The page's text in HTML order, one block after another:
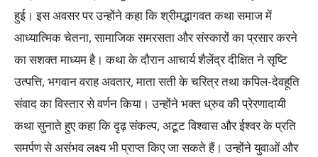
हुई। इस अवसर पर उन्होंने कहा कि श्रीमद्भागवत कथा समाज में
आध्यात्मिक चेतना, सामाजिक समरसता और संस्कारों का प्रसार करने
का सशक्त माध्यम है। कथा के दौरान आचार्य शैलेंद्र दीक्षित ने सृष्टि
उत्पत्ति, भगवान वराह अवतार, माता सती के चरित्र तथा कपिल-देवहूति
संवाद का विस्तार से वर्णन किया। उन्होंने भक्त ध्रुव की प्रेरणादायी
कथा सुनाते हुए कहा कि दृढ़ संकल्प, अटूट विश्वास और ईश्वर के प्रति
समर्पण से असंभव लक्ष्य भी प्राप्त किए जा सकते हैं। उन्होंने युवाओं और